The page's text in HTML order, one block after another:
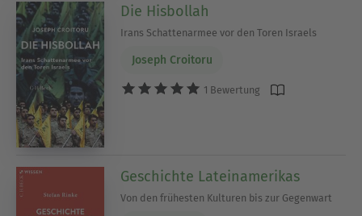
Die Hisbollah
Irans Schattenarmee vor den Toren Israels
Joseph Croitoru
1 Bewertung
Geschichte Lateinamerikas
Von den frühesten Kulturen bis zur Gegenwart